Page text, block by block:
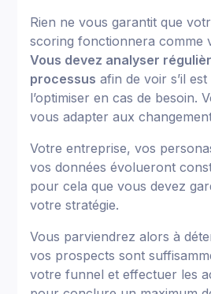
Rien ne vous garantit que
scoring fonctionnera comme
Vous devez analyser
processus afin de voir s’il
l’optimiser en cas de besoin.
vous adapter aux
Votre entreprise, vos
vos données évolueront
pour cela que vous devez
votre stratégie.
Vous parviendrez alors à
vos prospects sont
votre funnel et effectuer les